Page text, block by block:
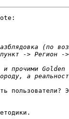
пользователи?